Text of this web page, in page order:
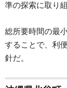
準の探索に取り
総所要時間の最
することで、利
針だ。